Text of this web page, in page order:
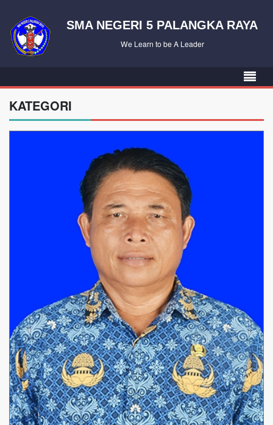
SMA NEGERI 5 PALANGKA RAYA
We Learn to be A Leader
KATEGORI